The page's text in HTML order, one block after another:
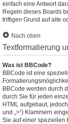
einfach eine Antwort
Regeln dieses Boards
triftigen Grund auf alte
Nach oben
Textformatierung
Was ist BBCode?
BBCode ist eine
BBCode werden durch
durch Sie für jeden
HTML aufgebaut, jedoch
und „>“) Klammern
Sie auf einer speziellen